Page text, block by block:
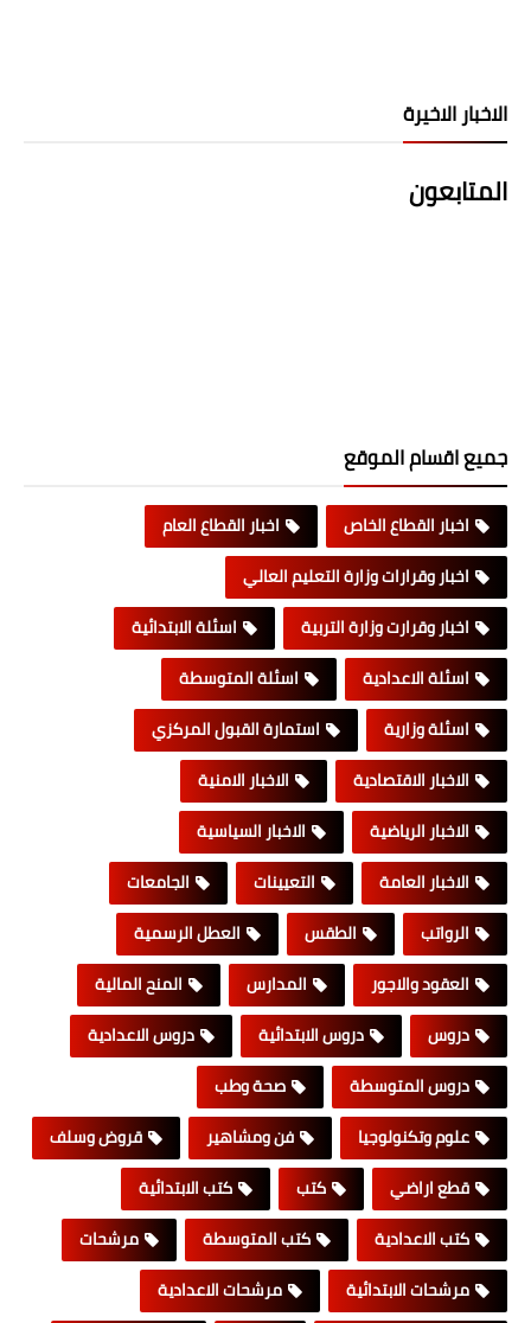
الاخبار الاخيرة
المتابعون
جميع اقسام الموقع
اخبار القطاع الخاص
اخبار القطاع العام
اخبار وقرارات وزارة التعليم العالي
اخبار وقرارت وزارة التربية
اسئلة الابتدائية
اسئلة الاعدادية
اسئلة المتوسطة
اسئلة وزارية
استمارة القبول المركزي
الاخبار الاقتصادية
الاخبار الامنية
الاخبار الرياضية
الاخبار السياسية
الاخبار العامة
التعيينات
الجامعات
الرواتب
الطقس
العطل الرسمية
العقود والاجور
المدارس
المنح المالية
دروس
دروس الابتدائية
دروس الاعدادية
دروس المتوسطة
صحة وطب
علوم وتكنولوجيا
فن ومشاهير
قروض وسلف
قطع اراضي
كتب
كتب الابتدائية
كتب الاعدادية
كتب المتوسطة
مرشحات
مرشحات الابتدائية
مرشحات الاعدادية